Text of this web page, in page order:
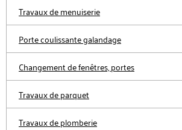
Travaux de menuiserie
Porte coulissante galandage
Changement de fenêtres, portes
Travaux de parquet
Travaux de plomberie